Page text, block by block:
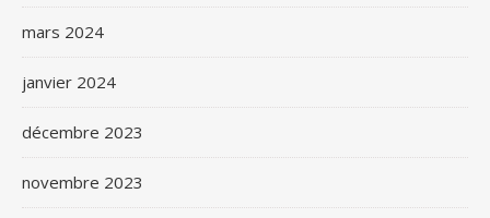
mars 2024
janvier 2024
décembre 2023
novembre 2023